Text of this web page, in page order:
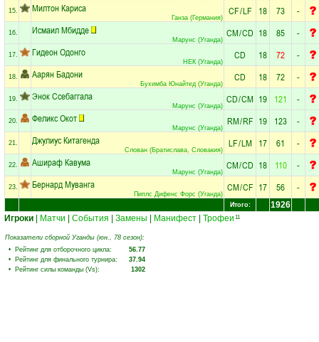
15. Милтон Кариса
Ганза (Германия)
CF/LF 18 73 -
16. Исмаил Мбидде
Марунс (Уганда)
CM/CD 18 85 -
17. Гидеон Одонго
НЕК (Уганда)
CD 18 72 -
18. Аарян Бадони
Бухимба Юнайтед (Уганда)
CD 18 72 -
19. Энок Ссебаггала
Марунс (Уганда)
CD/CM 19 121 -
20. Феликс Окот
Марунс (Уганда)
RM/RF 19 123 -
21. Джулиус Китагенда
Слован (Братислава, Словакия)
LF/LM 17 61 -
22. Ашираф Кавума
Марунс (Уганда)
CM/CD 18 110 -
23. Бернард Муванга
Пиплс Дифенс Форс (Уганда)
CM/CF 17 56 -
Итого:
1926
Игроки
Матчи События Замены Манифест Трофеи 11
Показатели сборной Уганды (юн., 78 сезон):
• Рейтинг для отборочного цикла:
56.77
• Рейтинг для финального турнира:
37.94
• Рейтинг силы команды (Vs):
1302